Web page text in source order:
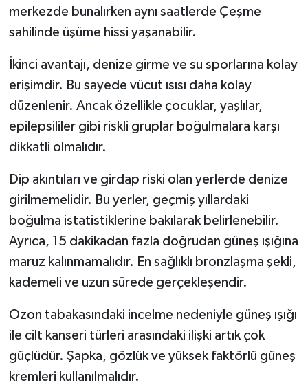
merkezde bunalırken aynı saatlerde Çeşme
sahilinde üşüme hissi yaşanabilir.
İkinci avantajı, denize girme ve su sporlarına kolay
erişimdir. Bu sayede vücut ısısı daha kolay
düzenlenir. Ancak özellikle çocuklar, yaşlılar,
epilepsililer gibi riskli gruplar boğulmalara karşı
dikkatli olmalıdır.
Dip akıntıları ve girdap riski olan yerlerde denize
girilmemelidir. Bu yerler, geçmiş yıllardaki
boğulma istatistiklerine bakılarak belirlenebilir.
Ayrıca, 15 dakikadan fazla doğrudan güneş ışığına
maruz kalınmamalıdır. En sağlıklı bronzlaşma şekli,
kademeli ve uzun sürede gerçekleşendir.
Ozon tabakasındaki incelme nedeniyle güneş ışığı
ile cilt kanseri türleri arasındaki ilişki artık çok
güçlüdür. Şapka, gözlük ve yüksek faktörlü güneş
kremleri kullanılmalıdır.